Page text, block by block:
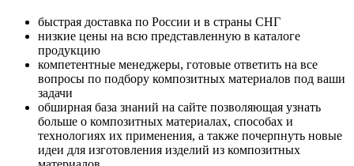
быстрая доставка по России и в страны СНГ
низкие цены на всю представленную в каталоге
продукцию
компетентные менеджеры, готовые ответить на все
вопросы по подбору композитных материалов под ваши
задачи
обширная база знаний на сайте позволяющая узнать
больше о композитных материалах, способах и
технологиях их применения, а также почерпнуть новые
идеи для изготовления изделий из композитных